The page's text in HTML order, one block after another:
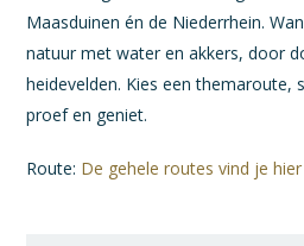
Maasduinen én de Niederrhein.
natuur met water en akkers, door
heidevelden. Kies een themaroute,
proef en geniet.
Route: De gehele routes vind je hier